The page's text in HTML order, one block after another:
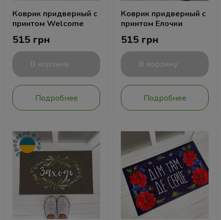
Коврик придверный с
принтом Welcome
515 грн
В корзину
Подробнее
Коврик придверный с
принтом Елочки
515 грн
В корзину
Подробнее